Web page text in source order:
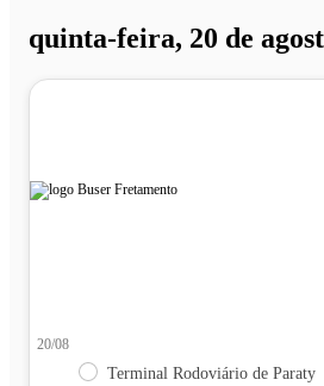
quinta-feira, 20 de
20/08
Terminal Rodoviário de Paraty